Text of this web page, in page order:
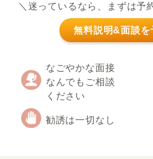
＼迷っているなら、まずは予
無料説明&面談を
なごやかな面接
なんでもご相談
ください
勧誘は一切なし